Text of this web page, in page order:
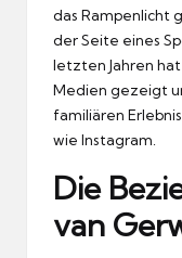
das Rampenlicht
der Seite eines
letzten Jahren
Medien gezeigt
familiären
wie Instagram.
Die
van